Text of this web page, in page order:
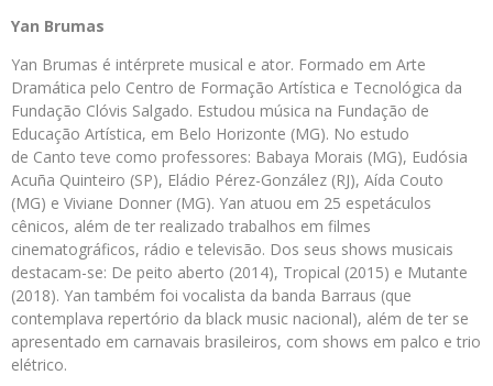
Yan Brumas
Yan Brumas é intérprete musical e ator. Formado em Arte
Dramática pelo Centro de Formação Artística e Tecnológica da
Fundação Clóvis Salgado. Estudou música na Fundação de
Educação Artística, em Belo Horizonte (MG). No estudo
de Canto teve como professores: Babaya Morais (MG), Eudósia
Acuña Quinteiro (SP), Eládio Pérez-González (RJ), Aída Couto
(MG) e Viviane Donner (MG). Yan atuou em 25 espetáculos
cênicos, além de ter realizado trabalhos em filmes
cinematográficos, rádio e televisão. Dos seus shows musicais
destacam-se: De peito aberto (2014), Tropical (2015) e Mutante
(2018). Yan também foi vocalista da banda Barraus (que
contemplava repertório da black music nacional), além de ter se
apresentado em carnavais brasileiros, com shows em palco e trio
elétrico.